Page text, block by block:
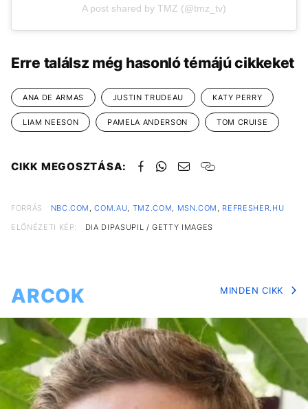
A post shared by TMZ (@tmz_tv)
Erre találsz még hasonló témájú cikkeket
ANA DE ARMAS JUSTIN TRUDEAU KATY PERRY
LIAM NEESON PAMELA ANDERSON TOM CRUISE
CIKK MEGOSZTÁSA:
FORRÁS NBC.COM ,COM.AU TMZ.COM MSN.COM
REFRESHER.HU
ELŐNÉZETI KÉP:
DIA DIPASUPIL / GETTY IMAGES
ARCOK MINDEN CIKK